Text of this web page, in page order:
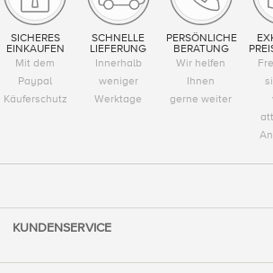
SICHERES
EINKAUFEN
Mit dem
Paypal
Käuferschutz
SCHNELLE
LIEFERUNG
Innerhalb
weniger
Werktage
PERSÖNLICHE
BERATUNG
Wir helfen
Ihnen
gerne weiter
KUNDENSERVICE